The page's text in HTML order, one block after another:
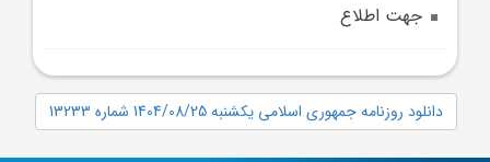
جهت اطلاع
دانلود روزنامه جمهوری اسلامی یکشنبه 1404/08/25 شماره 13233